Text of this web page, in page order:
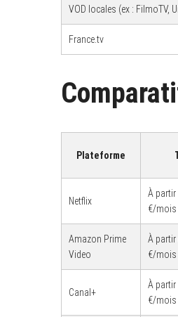
VOD locales (ex : FilmoTV,
France.tv
Plateforme
Netflix
À partir
€/mois
Amazon Prime
Video
À partir
€/mois
Canal+
À partir
€/mois